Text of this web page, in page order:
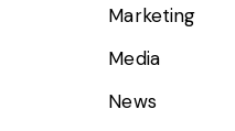
Marketing
Media
News